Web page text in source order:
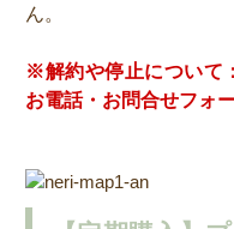
ん。
※解約や停止について
お電話・お問合せフォ